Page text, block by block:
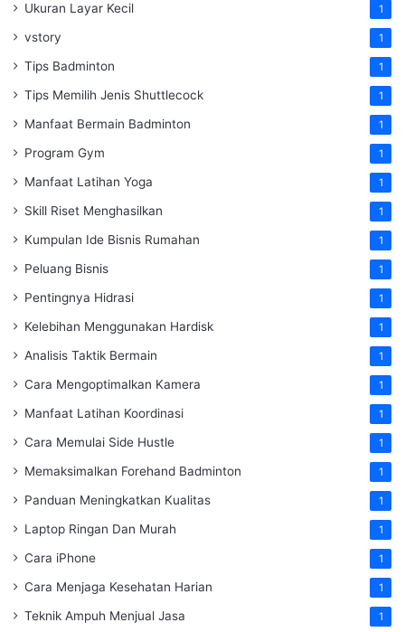
Ukuran Layar Kecil 1
vstory 1
Tips Badminton 1
Tips Memilih Jenis Shuttlecock 1
Manfaat Bermain Badminton 1
Program Gym 1
Manfaat Latihan Yoga 1
Skill Riset Menghasilkan 1
Kumpulan Ide Bisnis Rumahan 1
Peluang Bisnis 1
Pentingnya Hidrasi 1
Kelebihan Menggunakan Hardisk 1
Analisis Taktik Bermain 1
Cara Mengoptimalkan Kamera 1
Manfaat Latihan Koordinasi 1
Cara Memulai Side Hustle 1
Memaksimalkan Forehand Badminton 1
Panduan Meningkatkan Kualitas 1
Laptop Ringan Dan Murah 1
Cara iPhone 1
Cara Menjaga Kesehatan Harian 1
Teknik Ampuh Menjual Jasa 1